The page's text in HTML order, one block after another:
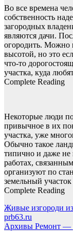
Во все времена
собственность
загородных
являются дачи.
огородить. Можно
высотой, но это
что-то
участка, куда
Complete Reading
Некоторые люди
привычное в их
участка, уже
Обычно такое
типично и даже не
работах,
организуют по
земельный
Complete Reading
Навигация
по
Живые изгороди
prb63.ru
Архивы Ремонт —